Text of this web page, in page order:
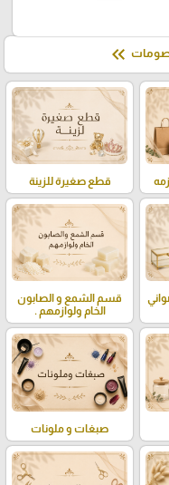
keyboard_double_arrow_left
قطع صغيرة للزينة
قسم الشمع و الصابون
الخام ولوازمهم .
صبغات و ملونات